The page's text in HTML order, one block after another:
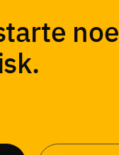
noe